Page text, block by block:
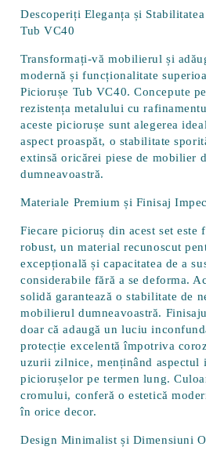
Descoperiți Eleganța și
Tub VC40
Transformați-vă mobilierul și
modernă și funcționalitate
Piciorușe Tub VC40. Concepute
rezistența metalului cu
aceste piciorușe sunt alegerea
aspect proaspăt, o stabilitate
extinsă oricărei piese de mobilier
dumneavoastră.
Materiale Premium și Finisaj
Fiecare picioruș din acest set
robust, un material recunoscut
excepțională și capacitatea de a
considerabile fără a se deforma.
solidă garantează o stabilitate de
mobilierul dumneavoastră.
doar că adaugă un luciu
protecție excelentă împotriva
uzurii zilnice, menținând aspectul
piciorușelor pe termen lung.
cromului, conferă o estetică
în orice decor.
Design Minimalist și Dimensiuni